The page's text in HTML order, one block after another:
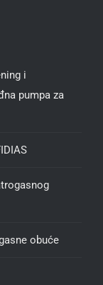
i
pumpa za
obuće